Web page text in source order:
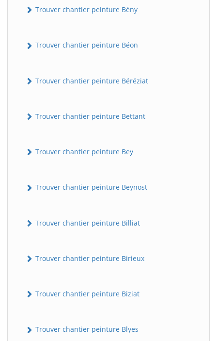
Trouver chantier peinture Bény
Trouver chantier peinture Béon
Trouver chantier peinture Béréziat
Trouver chantier peinture Bettant
Trouver chantier peinture Bey
Trouver chantier peinture Beynost
Trouver chantier peinture Billiat
Trouver chantier peinture Birieux
Trouver chantier peinture Biziat
Trouver chantier peinture Blyes